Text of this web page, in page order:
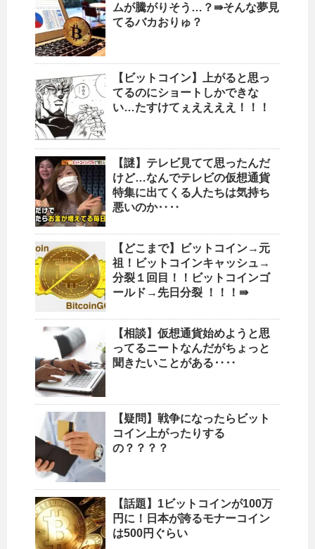
ムが騰がりそう…？⇛そんな夢見
てるバカおりゅ？
【ビットコイン】上がると思っ
てるのにショートしかできな
い…たすけてぇええええ！！！
【謎】テレビ見てて思ったんだ
けど…なんでテレビの仮想通貨
特集に出てくる人たちは気持ち
悪いのか‥‥
【どこまで】ビットコイン→元
祖！ビットコインキャッシュ→
分裂１回目！！ビットコインゴ
ールド→先日分裂 ！！！⇛
【相談】仮想通貨始めようと思
ってるニートなんだがちょっと
聞きたいことがある‥‥
【疑問】戦争になったらビット
コイン上がったりする
の？？？？
【話題】1ビットコインが100万
円に！日本が誇るモナーコイン
は500円ぐらい